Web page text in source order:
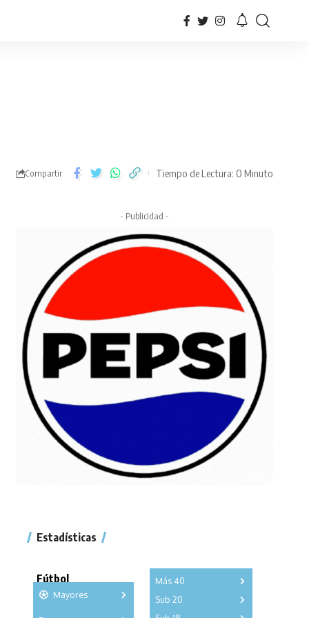
Compartir Tiempo de Lectura: 0 Minuto
- Publicidad -
Estadísticas
Fútbol
Mayores
Más 40
Sub 20